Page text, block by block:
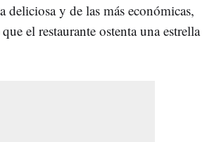
deliciosa y de las más económicas,
el restaurante ostenta una estrella